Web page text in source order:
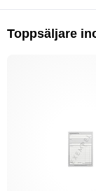
Toppsäljare